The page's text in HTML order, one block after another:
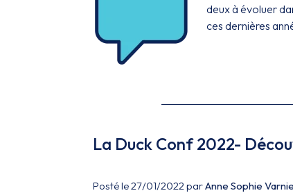
deux à évoluer
ces dernières
La Duck Conf 2022-
Posté le 27/01/2022 parAnne Sophie